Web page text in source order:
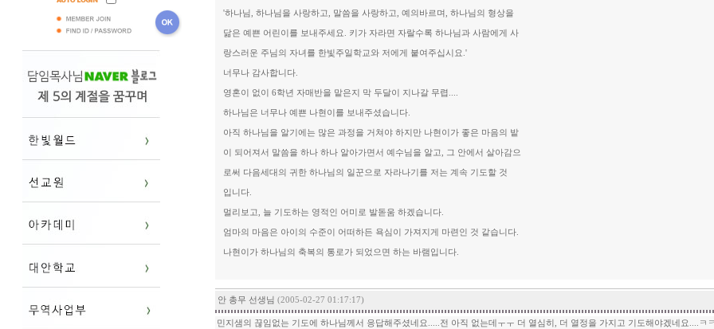
'하나님, 하나님을 사랑하고, 말씀을 사랑하고, 예의바르며, 하나님의 형상을
닮은 예쁜 어린이를 보내주세요. 키가 자라면 자랄수록 하나님과 사람에게 사
랑스러운 주님의 자녀를 한빛주일학교와 저에게 붙여주십시요.'
너무나 감사합니다.
영혼이 없이 6학년 자매반을 맡은지 막 두달이 지나갈 무렵....
하나님은 너무나 예쁜 나현이를 보내주셨습니다.
아직 하나님을 알기에는 많은 과정을 거쳐야 하지만 나현이가 좋은 마음의 밭
이 되어져서 말씀을 하나 하나 알아가면서 예수님을 알고, 그 안에서 살아감으
로써 다음세대의 귀한 하나님의 일꾼으로 자라나기를 저는 계속 기도할 것
입니다.
멀리보고, 늘 기도하는 영적인 어미로 발돋움 하겠습니다.
엄마의 마음은 아이의 수준이 어떠하든 욕심이 가져지게 마련인 것 같습니다.
나현이가 하나님의 축복의 통로가 되었으면 하는 바램입니다.
안 총무 선생님 (2005-02-27 01:17:17)
민지샘의 끊임없는 기도에 하나님께서 응답해주셨네요.....전 아직 없는데ㅜㅜ 더 열심히, 더 열정을 가지고 기도해야겠네요....ㅋ